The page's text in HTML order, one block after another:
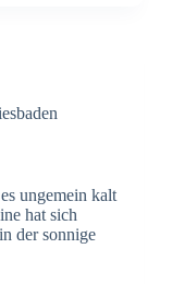
ungemein kalt
hat sich
der sonnige